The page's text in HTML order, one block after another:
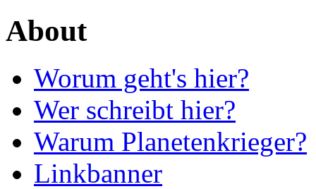
About
Worum geht's hier?
Wer schreibt hier?
Warum Planetenkrieger?
Linkbanner